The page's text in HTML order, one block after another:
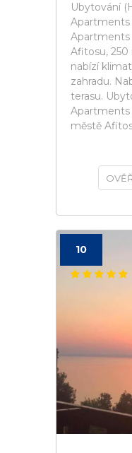
Ubytování
Apartments
Apartments
Afitosu, 250
nabízí
zahradu.
terasu.
Apartments
městě
10